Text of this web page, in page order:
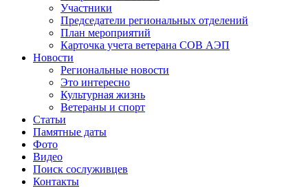
Участники
Председатели региональных отделений
План мероприятий
Карточка учета ветерана CОВ АЭП
Новости
Региональные новости
Это интересно
Культурная жизнь
Ветераны и спорт
Статьи
Памятные даты
Фото
Видео
Поиск сослуживцев
Контакты